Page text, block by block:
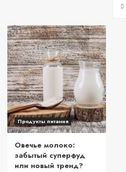
Продукты питания
Овечье молоко:
забытый суперфуд
или новый тренд?